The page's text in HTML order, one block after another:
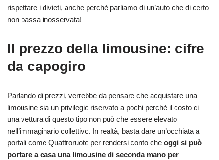
rispettare i divieti, anche perchè parliamo di un’auto che di certo
non passa inosservata!
Il prezzo della limousine: cifre
da capogiro
Parlando di prezzi, verrebbe da pensare che acquistare una
limousine sia un privilegio riservato a pochi perchè il costo di
una vettura di questo tipo non può che essere elevato
nell’immaginario collettivo. In realtà, basta dare un’occhiata a
portali come Quattroruote per rendersi conto che oggi si può
portare a casa una limousine di seconda mano per